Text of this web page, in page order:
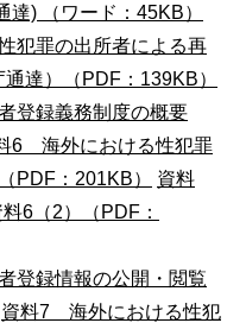
) （ワード：45KB）
犯罪の出所者による再
達）（PDF：139KB）
登録義務制度の概要
6 海外における性犯罪
PDF：201KB）
資料
料6（2）（PDF：
登録情報の公開・閲覧
資料7 海外における性犯